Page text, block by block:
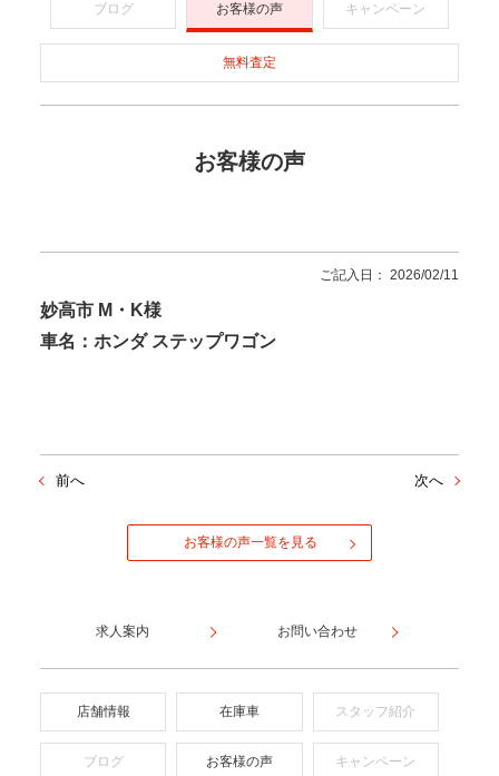
ブログ お客様の声 キャンペーン
無料査定
お客様の声
ご記入日： 2026/02/11
妙高市 M・K様
車名：ホンダ ステップワゴン
前へ 次へ
お客様の声一覧を見る
求人案内 お問い合わせ
店舗情報 在庫車 スタッフ紹介
ブログ お客様の声 キャンペーン